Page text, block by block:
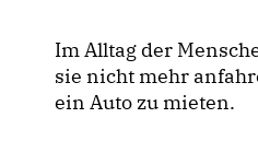
Im Alltag der
sie nicht mehr
ein Auto zu mieten.